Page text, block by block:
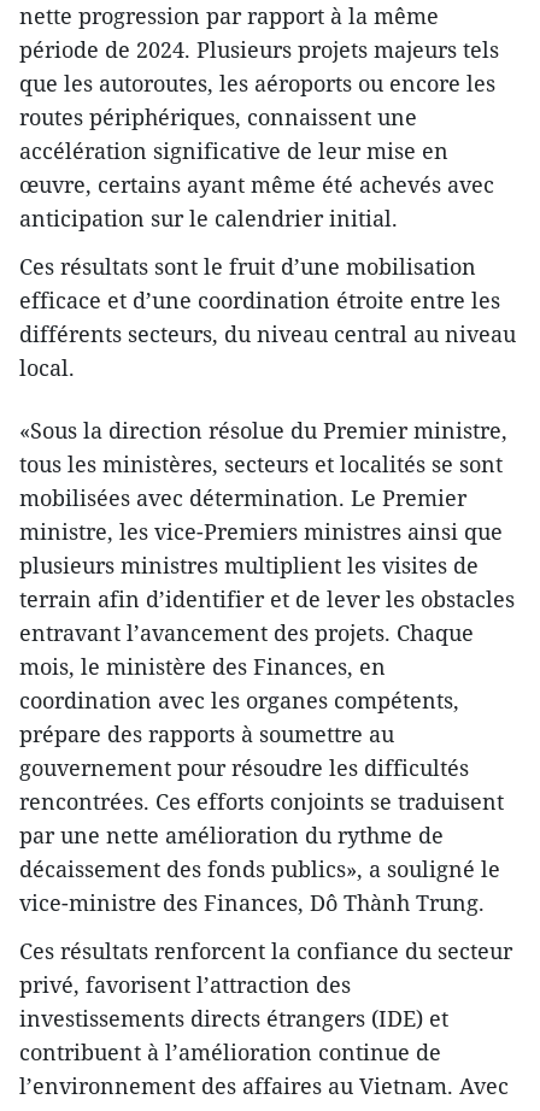
nette progression par rapport à la même
période de 2024. Plusieurs projets majeurs tels
que les autoroutes, les aéroports ou encore les
routes périphériques, connaissent une
accélération significative de leur mise en
œuvre, certains ayant même été achevés avec
anticipation sur le calendrier initial.
Ces résultats sont le fruit d’une mobilisation
efficace et d’une coordination étroite entre les
différents secteurs, du niveau central au niveau
local.
«Sous la direction résolue du Premier ministre,
tous les ministères, secteurs et localités se sont
mobilisées avec détermination. Le Premier
ministre, les vice-Premiers ministres ainsi que
plusieurs ministres multiplient les visites de
terrain afin d’identifier et de lever les obstacles
entravant l’avancement des projets. Chaque
mois, le ministère des Finances, en
coordination avec les organes compétents,
prépare des rapports à soumettre au
gouvernement pour résoudre les difficultés
rencontrées. Ces efforts conjoints se traduisent
par une nette amélioration du rythme de
décaissement des fonds publics», a souligné le
vice-ministre des Finances, Dô Thành Trung.
Ces résultats renforcent la confiance du secteur
privé, favorisent l’attraction des
investissements directs étrangers (IDE) et
contribuent à l’amélioration continue de
l’environnement des affaires au Vietnam. Avec